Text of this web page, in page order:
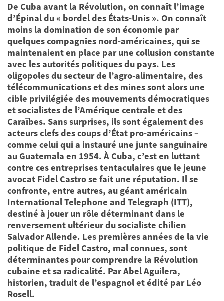
De Cuba avant la Révolution, on connaît l’image
d’Épinal du « bordel des États-Unis ». On connaît
moins la domination de son économie par
quelques compagnies nord-américaines, qui se
maintenaient en place par une collusion constante
avec les autorités politiques du pays. Les
oligopoles du secteur de l’agro-alimentaire, des
télécommunications et des mines sont alors une
cible privilégiée des mouvements démocratiques
et socialistes de l’Amérique centrale et des
Caraïbes. Sans surprises, ils sont également des
acteurs clefs des coups d’État pro-américains –
comme celui qui a instauré une junte sanguinaire
au Guatemala en 1954. À Cuba, c’est en luttant
contre ces entreprises tentaculaires que le jeune
avocat Fidel Castro se fait une réputation. Il se
confronte, entre autres, au géant américain
International Telephone and Telegraph (ITT),
destiné à jouer un rôle déterminant dans le
renversement ultérieur du socialiste chilien
Salvador Allende. Les premières années de la vie
politique de Fidel Castro, mal connues, sont
déterminantes pour comprendre la Révolution
cubaine et sa radicalité. Par Abel Aguilera,
historien, traduit de l’espagnol et édité par Léo
Rosell.